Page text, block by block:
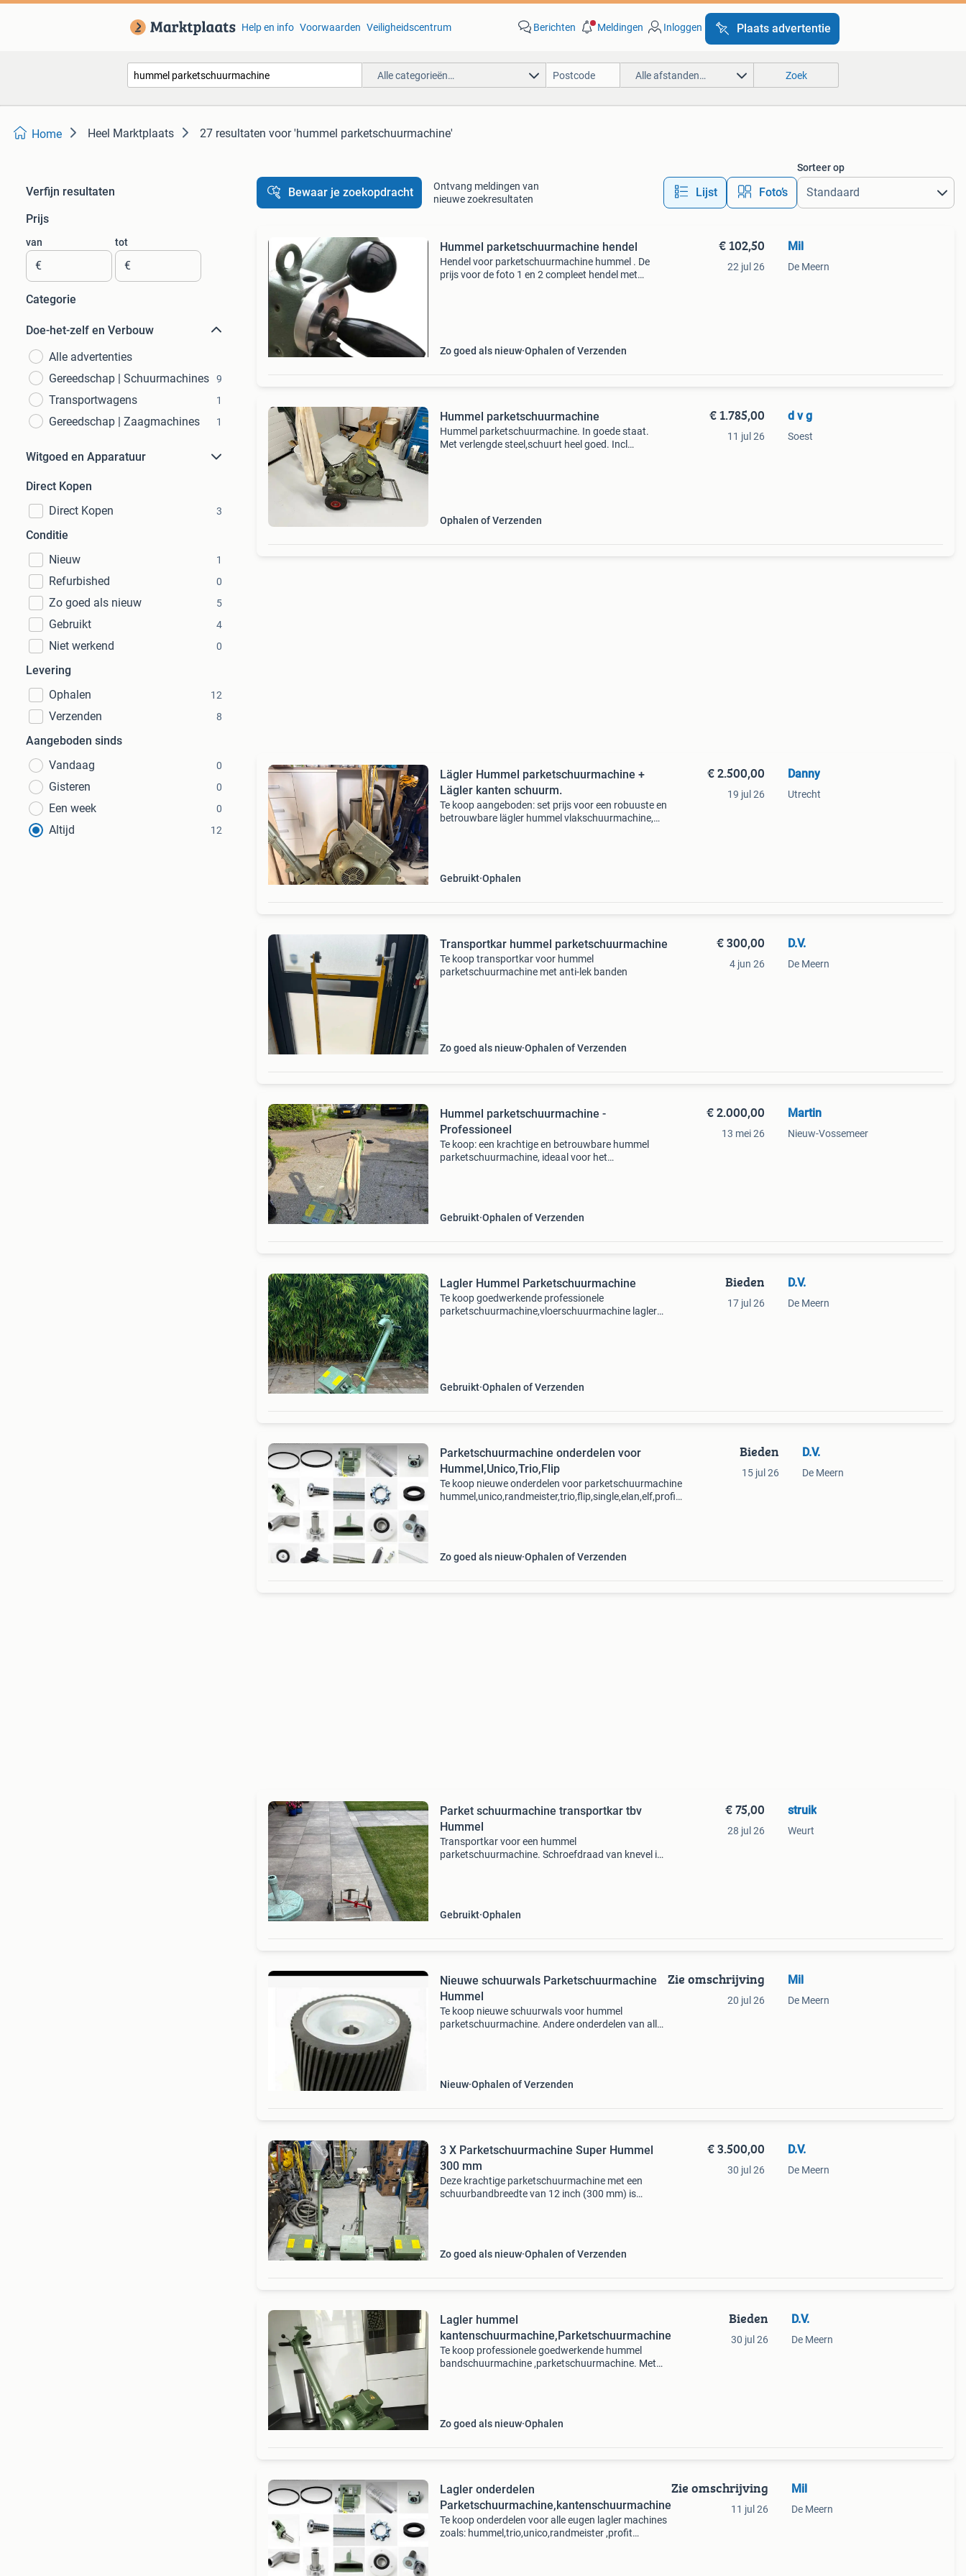
Help en info Voorwaarden Veiligheidscentrum Berichten Meldingen Inloggen Plaats advertentie
Alle categorieën… Alle afstanden… Zoek
Home Heel Marktplaats 27 resultaten voor 'hummel parketschuurmachine'
Verfijn resultaten
Prijs
van
€
tot
€
Categorie
Doe-het-zelf en Verbouw
Alle advertenties
Gereedschap | Schuurmachines
9
Transportwagens 1
Gereedschap | Zaagmachines 1
Witgoed en Apparatuur
Direct Kopen
Direct Kopen
3
Conditie
Nieuw
1
Refurbished 0
Zo goed als nieuw 5
Gebruikt 4
Niet werkend 0
Levering
Ophalen
12
Verzenden 8
Aangeboden sinds
Vandaag
0
Gisteren 0
Een week 0
Altijd 12
Bewaar je zoekopdracht
Ontvang meldingen van
nieuwe zoekresultaten
Lijst Foto’s
Sorteer op
Hummel parketschuurmachine hendel
Hendel voor parketschuurmachine hummel . De
prijs voor de foto 1 en 2 compleet hendel met
Zo goed als nieuw Ophalen of Verzenden
€ 102,50
22 jul 26
Mil
De Meern
Hummel parketschuurmachine
Hummel parketschuurmachine. In goede staat.
Met verlengde steel,schuurt heel goed. Incl
Ophalen of Verzenden
€ 1.785,00
11 jul 26
d v g
Soest
Lägler Hummel parketschuurmachine +
Lägler kanten schuurm.
Te koop aangeboden: set prijs voor een robuuste en
betrouwbare lägler hummel vlakschuurmachine,
Gebruikt Ophalen
€ 2.500,00
19 jul 26
Danny
Utrecht
Transportkar hummel parketschuurmachine
Te koop transportkar voor hummel
parketschuurmachine met anti-lek banden
Zo goed als nieuw Ophalen of Verzenden
€ 300,00
4 jun 26
D.V.
De Meern
Hummel parketschuurmachine -
Professioneel
Te koop: een krachtige en betrouwbare hummel
parketschuurmachine, ideaal voor het
Gebruikt Ophalen of Verzenden
€ 2.000,00
13 mei 26
Martin
Nieuw-Vossemeer
Lagler Hummel Parketschuurmachine
Te koop goedwerkende professionele
parketschuurmachine,vloerschuurmachine lagler
Gebruikt Ophalen of Verzenden
Bieden
17 jul 26
D.V.
De Meern
Parketschuurmachine onderdelen voor
Hummel,Unico,Trio,Flip
Te koop nieuwe onderdelen voor parketschuurmachine
hummel,unico,randmeister,trio,flip,single,elan,elf,profit.
Zo goed als nieuw Ophalen of Verzenden
Bieden
15 jul 26
D.V.
De Meern
Parket schuurmachine transportkar tbv
Hummel
Transportkar voor een hummel
parketschuurmachine. Schroefdraad van knevel is
Gebruikt Ophalen
€ 75,00
28 jul 26
struik
Weurt
Nieuwe schuurwals Parketschuurmachine
Hummel
Te koop nieuwe schuurwals voor hummel
parketschuurmachine. Andere onderdelen van alle
Nieuw Ophalen of Verzenden
Zie omschrijving
20 jul 26
Mil
De Meern
3 X Parketschuurmachine Super Hummel
300 mm
Deze krachtige parketschuurmachine met een
schuurbandbreedte van 12 inch (300 mm) is
Zo goed als nieuw Ophalen of Verzenden
€ 3.500,00
30 jul 26
D.V.
De Meern
Lagler hummel
kantenschuurmachine,Parketschuurmachine
Te koop professionele goedwerkende hummel
bandschuurmachine ,parketschuurmachine. Met
Zo goed als nieuw Ophalen
Bieden
30 jul 26
D.V.
De Meern
Lagler onderdelen
Parketschuurmachine,kantenschuurmachine
Te koop onderdelen voor alle eugen lagler machines
zoals: hummel,trio,unico,randmeister ,profit
Zie omschrijving
11 jul 26
Mil
De Meern